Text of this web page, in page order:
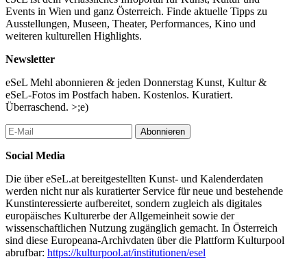
Events in Wien und ganz Österreich. Finde aktuelle Tipps zu
Ausstellungen, Museen, Theater, Performances, Kino und
weiteren kulturellen Highlights.
Newsletter
eSeL Mehl abonnieren & jeden Donnerstag Kunst, Kultur &
eSeL-Fotos im Postfach haben. Kostenlos. Kuratiert.
Überraschend. >;e)
Abonnieren
Social Media
Die über eSeL.at bereitgestellten Kunst- und Kalenderdaten
werden nicht nur als kuratierter Service für neue und bestehende
Kunstinteressierte aufbereitet, sondern zugleich als digitales
europäisches Kulturerbe der Allgemeinheit sowie der
wissenschaftlichen Nutzung zugänglich gemacht. In Österreich
sind diese Europeana-Archivdaten über die Plattform Kulturpool
abrufbar: https://kulturpool.at/institutionen/esel